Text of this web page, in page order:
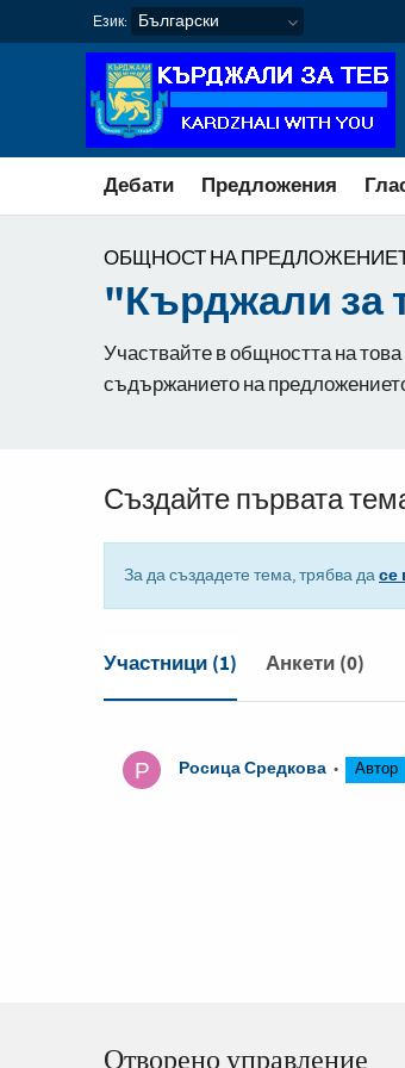
КЪРДЖАЛИ ЗА
Език:
Дебати Предложения
ОБЩНОСТ НА
"Кърджали за
Участвайте в общността на
съдържанието на
Създайте първата
За да създадете тема, трябва дасе
Участници (1) Анкети (0)
Росица Средкова • Автор
Отворено управление